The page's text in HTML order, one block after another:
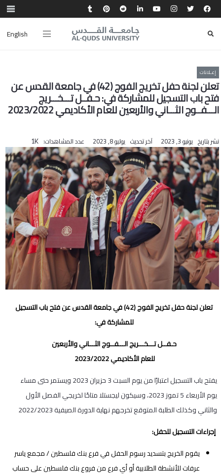
English
إعـلانات
تعلن‭ ‬لجنة‭ ‬حفل‭ ‬تخريج الفوج ‬(42) في جامعة القدس عن
نشر بتاريخ يونيو 3, 2023 آخر تحديث يوليو 8, 2023 عدد المشاهدات: 1K
تعلن لجنة حفل تخريج الفوج (42) في جامعة القدس عن فتح باب التسجيل
للمشاركة في:
حـفــل تـــخـــريج الـــفــوج الثـــاني والأربعين
للعام الأكاديمي 2023/2022
يفتح باب التسجيل اعتبارًا من يوم السبت 3 حزيران 2023 ويستمر حتى مساء
يوم الأربعاء 5 تموز 2023، وسيكون ليجستلا متاحًا لخريجي الفصل الأول
والثاني وكذلك الطلبة المتوقع تخرجهم نهاية الدورة الصيفية 2022/2023
️ إجراءات التسجيل للحفل:
يقوم الخريج بتسديد رسوم الحفل في فرع بنك فلسطين / مجمع ياسر
عرفات للأنشطة الطلابية أو أي فرع من فروع بنك فلسطين على حساب